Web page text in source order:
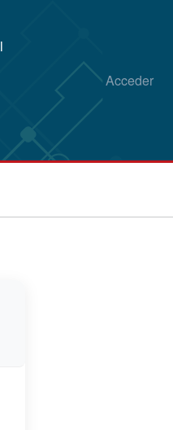
Acceder